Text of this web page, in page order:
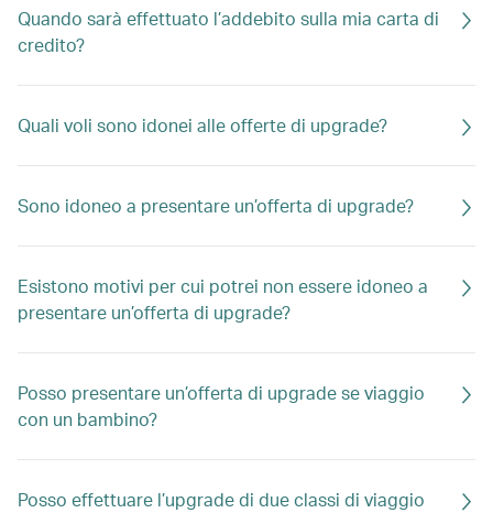
Quando sarà effettuato l’addebito sulla mia carta di
credito?
Quali voli sono idonei alle offerte di upgrade?
Sono idoneo a presentare un’offerta di upgrade?
Esistono motivi per cui potrei non essere idoneo a
presentare un’offerta di upgrade?
Posso presentare un’offerta di upgrade se viaggio
con un bambino?
Posso effettuare l’upgrade di due classi di viaggio